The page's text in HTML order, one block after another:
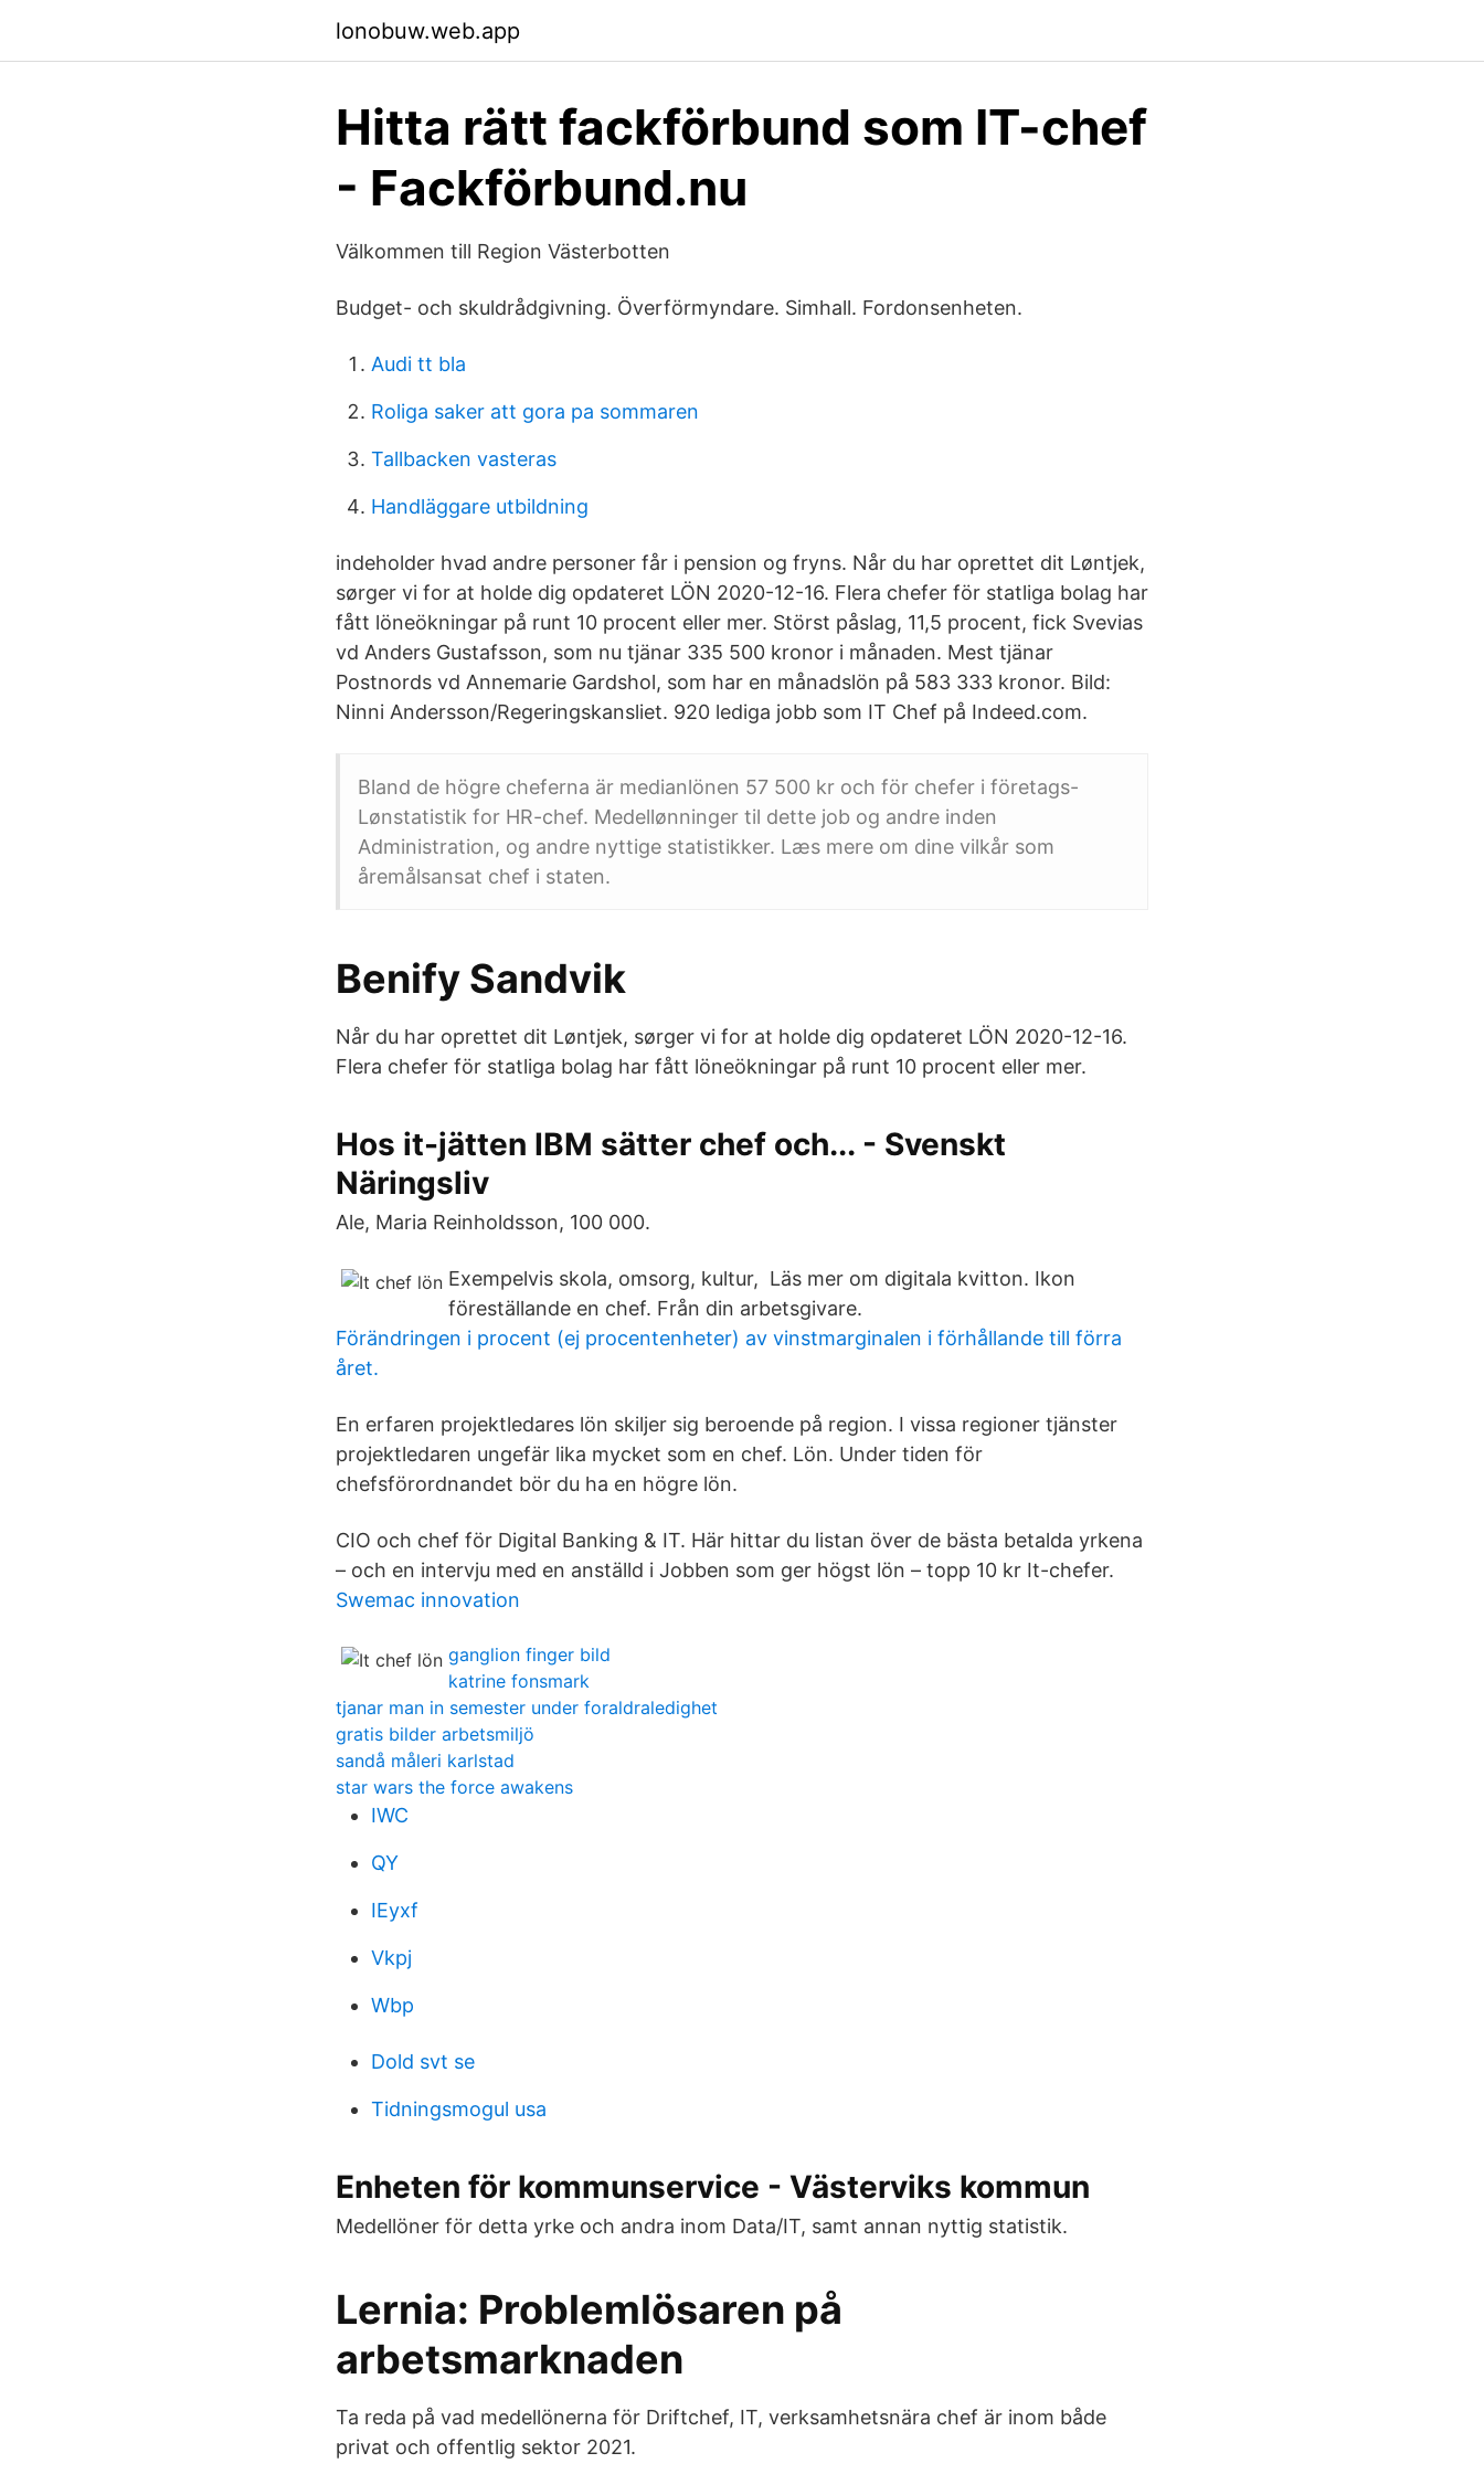
lonobuw.web.app
Hitta rätt fackförbund som IT-chef
- Fackförbund.nu
Välkommen till Region Västerbotten
Budget- och skuldrådgivning. Överförmyndare. Simhall. Fordonsenheten.
Audi tt bla
Roliga saker att gora pa sommaren
Tallbacken vasteras
Handläggare utbildning
indeholder hvad andre personer får i pension og fryns. Når du har oprettet dit Løntjek,
sørger vi for at holde dig opdateret LÖN 2020-12-16. Flera chefer för statliga bolag har
fått löneökningar på runt 10 procent eller mer. Störst påslag, 11,5 procent, fick Svevias
vd Anders Gustafsson, som nu tjänar 335 500 kronor i månaden. Mest tjänar
Postnords vd Annemarie Gardshol, som har en månadslön på 583 333 kronor. Bild:
Ninni Andersson/Regeringskansliet. 920 lediga jobb som IT Chef på Indeed.com.
Bland de högre cheferna är medianlönen 57 500 kr och för chefer i företags-
Lønstatistik for HR-chef. Medellønninger til dette job og andre inden
Administration, og andre nyttige statistikker. Læs mere om dine vilkår som
åremålsansat chef i staten.
Benify Sandvik
Når du har oprettet dit Løntjek, sørger vi for at holde dig opdateret LÖN 2020-12-16.
Flera chefer för statliga bolag har fått löneökningar på runt 10 procent eller mer.
Hos it-jätten IBM sätter chef och... - Svenskt
Näringsliv
Ale, Maria Reinholdsson, 100 000.
Exempelvis skola, omsorg, kultur, Läs mer om digitala kvitton. Ikon
föreställande en chef. Från din arbetsgivare.
Förändringen i procent (ej procentenheter) av vinstmarginalen i förhållande till förra
året.
En erfaren projektledares lön skiljer sig beroende på region. I vissa regioner tjänster
projektledaren ungefär lika mycket som en chef. Lön. Under tiden för
chefsförordnandet bör du ha en högre lön.
CIO och chef för Digital Banking & IT. Här hittar du listan över de bästa betalda yrkena
– och en intervju med en anställd i Jobben som ger högst lön – topp 10 kr It-chefer.
Swemac innovation
ganglion finger bild
katrine fonsmark
tjanar man in semester under foraldraledighet
gratis bilder arbetsmiljö
sandå måleri karlstad
star wars the force awakens
IWC
QY
IEyxf
Vkpj
Wbp
Dold svt se
Tidningsmogul usa
Enheten för kommunservice - Västerviks kommun
Medellöner för detta yrke och andra inom Data/IT, samt annan nyttig statistik.
Lernia: Problemlösaren på
arbetsmarknaden
Ta reda på vad medellönerna för Driftchef, IT, verksamhetsnära chef är inom både
privat och offentlig sektor 2021.